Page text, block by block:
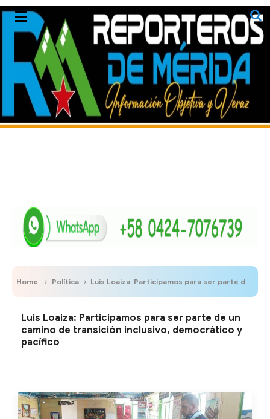
Home Política Luis Loaiza: Participamos para ser parte de un camino de transición inclusivo, democrático y pacífico
Luis Loaiza: Participamos para ser parte de un
camino de transición inclusivo, democrático y
pacífico